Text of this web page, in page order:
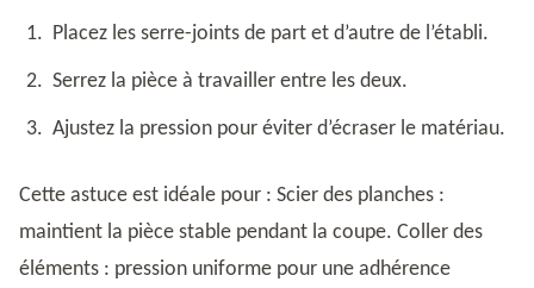
Placez les serre-joints de part et d’autre de l’établi.
Serrez la pièce à travailler entre les deux.
Ajustez la pression pour éviter d’écraser le matériau.
Cette astuce est idéale pour : Scier des planches :
maintient la pièce stable pendant la coupe. Coller des
éléments : pression uniforme pour une adhérence